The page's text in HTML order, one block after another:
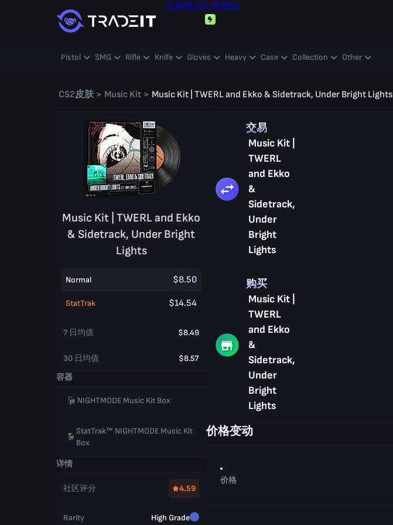
交易商店出售赠品
Pistol SMG Rifle Knife Gloves Heavy Case Collection Other
CS2皮肤 > Music Kit > Music Kit | TWERL and Ekko & Sidetrack, Under Bright Lights
Music Kit | TWERL and Ekko
& Sidetrack, Under Bright
Lights
Normal $8.50
StatTrak $14.54
7 日均值 $8.49
30 日均值
$8.57
容器
NIGHTMODE Music Kit Box
StatTrak™ NIGHTMODE Music Kit
Box
详情
社区评分 4.59
Rarity High Grade
交易
Music Kit |
TWERL
and Ekko
&
Sidetrack,
Under
Bright
Lights
购买
Music Kit |
TWERL
and Ekko
&
Sidetrack,
Under
Bright
Lights
价格变动
价格